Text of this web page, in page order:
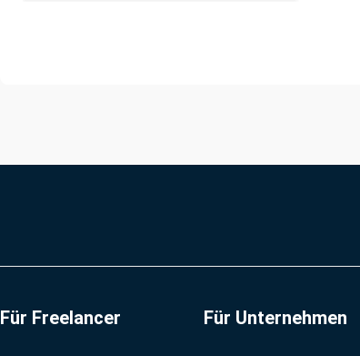
Für Freelancer Für Unternehmen